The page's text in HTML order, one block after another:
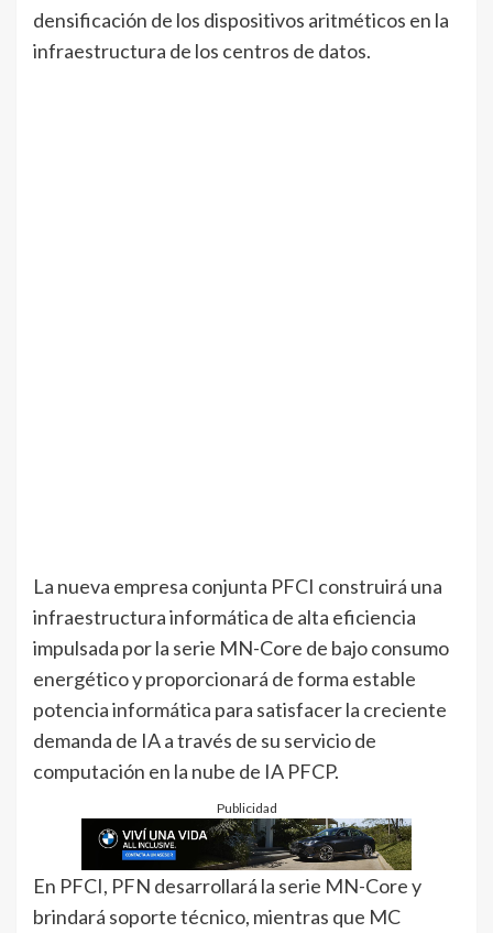
densificación de los dispositivos aritméticos en la
infraestructura de los centros de datos.
La nueva empresa conjunta PFCI construirá una
infraestructura informática de alta eficiencia
impulsada por la serie MN-Core de bajo consumo
energético y proporcionará de forma estable
potencia informática para satisfacer la creciente
demanda de IA a través de su servicio de
computación en la nube de IA PFCP.
Publicidad
En PFCI, PFN desarrollará la serie MN-Core y
brindará soporte técnico, mientras que MC